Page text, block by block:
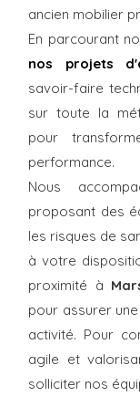
ancien mobilier
En parcourant
nos projets
savoir-faire
sur toute la
pour
performance.
Nous
proposant des
les risques de
à votre
proximité à
pour assurer
activité. Pour
agile et
solliciter nos